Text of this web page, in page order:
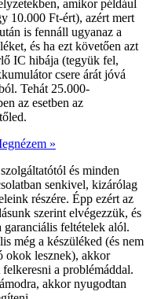
amikor például
10.000 Ft-ért), azért mert
is fennáll ugyanaz a
és ha ezt követően azt
IC hibája (tegyük fel,
csere árát jóvá
Tehát 25.000-
az esetben az
»
és minden
senkivel, kizárólag
részére. Épp ezért az
szerint elvégezzük, és
feltételek alól.
még a készüléked (és nem
okok lesznek), akkor
a problémáddal.
akkor nyugodtan